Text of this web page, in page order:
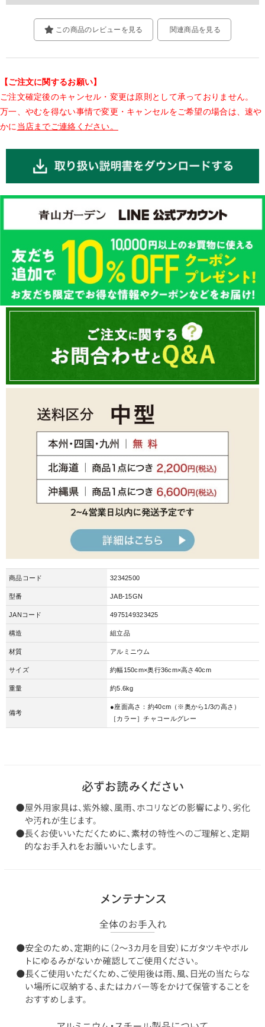
関連商品を見る
この商品のレビューを見る
【ご注文に関するお願い】
ご注文確定後のキャンセル・変更は原則として承っておりません。
万一、やむを得ない事情で変更・キャンセルをご希望の場合は、速や
かに 当店までご連絡ください。
商品コード 32342500
型番 JAB-15GN
JANコード 4975149323425
構造 組立品
材質 アルミニウム
サイズ 約幅150cm×奥行36cm×高さ40cm
重量 約5.6kg
備考
●座面高さ：約40cm（※奥から1/3の高さ）
［カラー］チャコールグレー